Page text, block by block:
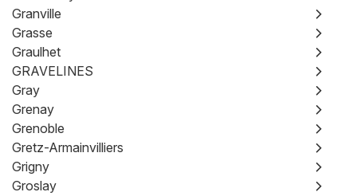
Granville
Grasse
Graulhet
GRAVELINES
Gray
Grenay
Grenoble
Gretz-Armainvilliers
Grigny
Groslay